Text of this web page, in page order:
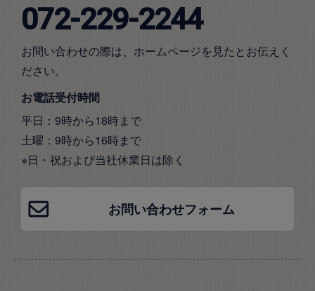
072-229-2244
お問い合わせの際は、ホームページを見たとお伝えく
ださい。
お電話受付時間
平日：9時から18時まで
土曜：9時から16時まで
※日・祝および当社休業日は除く
お問い合わせフォーム